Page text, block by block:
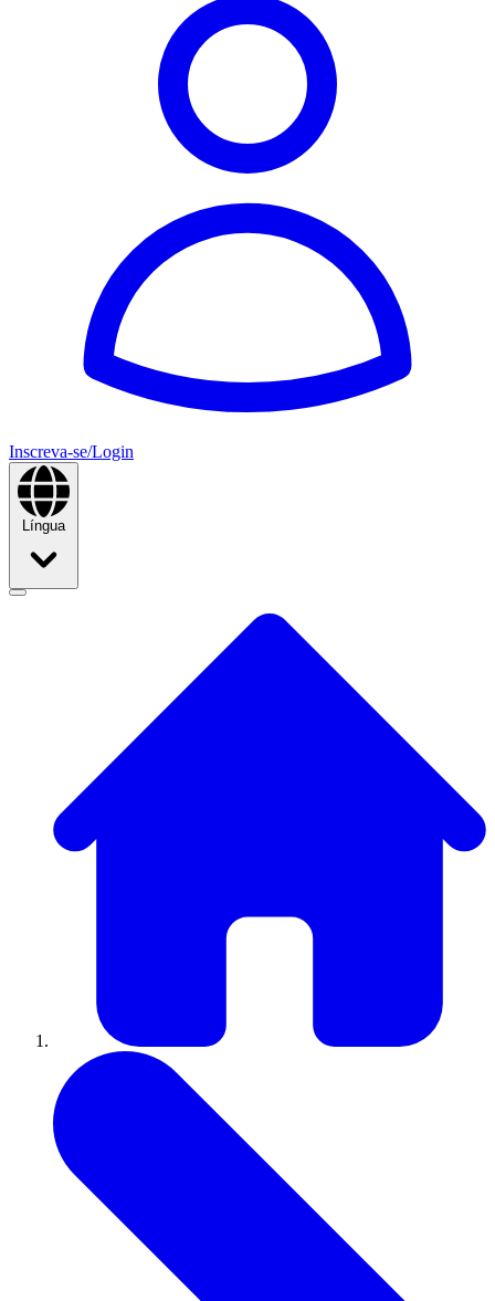
Inscreva-se/Login
Língua